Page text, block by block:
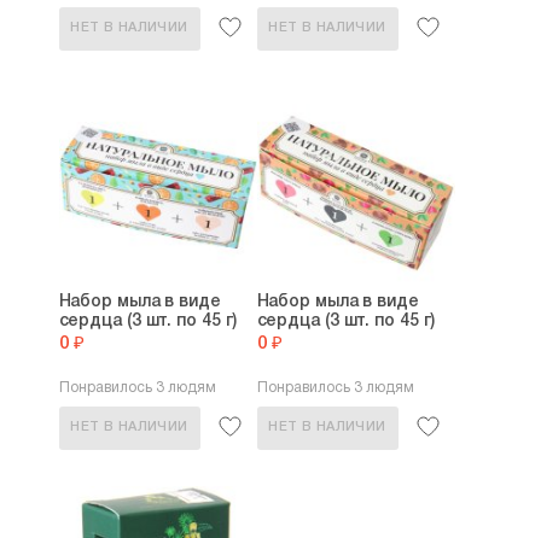
НЕТ В НАЛИЧИИ НЕТ В НАЛИЧИИ
Набор мыла в виде
сердца (3 шт. по 45 г)
0 ₽
Понравилось 3 людям
НЕТ В НАЛИЧИИ
Набор мыла в виде
сердца (3 шт. по 45 г)
0 ₽
Понравилось 3 людям
НЕТ В НАЛИЧИИ